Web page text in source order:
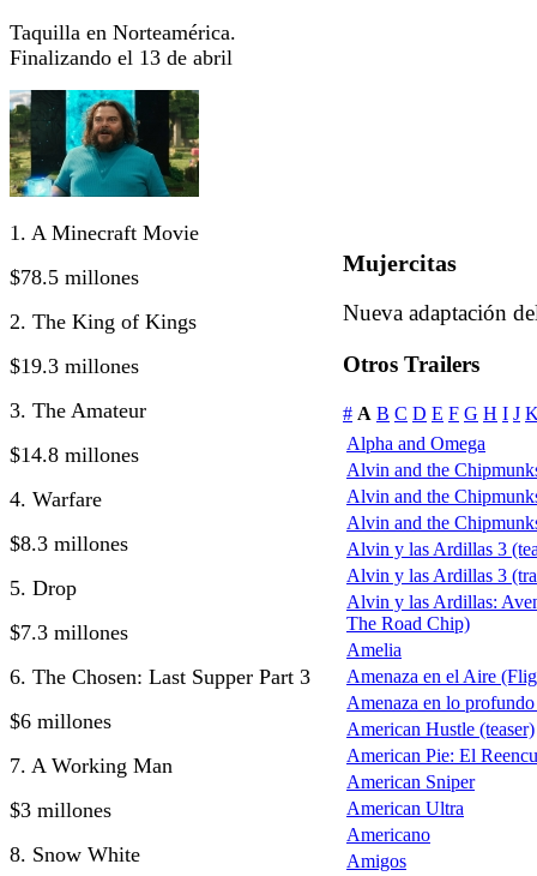
Taquilla en Norteamérica.
Finalizando el 13 de abril
1. A Minecraft Movie
$78.5 millones
2. The King of Kings
$19.3 millones
3. The Amateur
$14.8 millones
4. Warfare
$8.3 millones
5. Drop
$7.3 millones
6. The Chosen: Last Supper Part 3
$6 millones
7. A Working Man
$3 millones
8. Snow White
Mujercitas
Nueva adaptación
Otros Trailers
# A B C D E F G H I J
Alpha and Omega
Alvin and the
Alvin and the
Alvin and the
Alvin y las Ardillas 3
Alvin y las Ardillas 3
Alvin y las Ardillas:
The Road Chip)
Amelia
Amenaza en el Aire
Amenaza en lo
American Hustle (teaser)
American Pie: El
American Sniper
American Ultra
Americano
Amigos